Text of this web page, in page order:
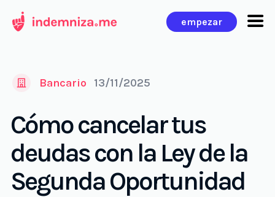
empezar
Bancario 13/11/2025
Cómo cancelar tus
deudas con la Ley de la
Segunda Oportunidad